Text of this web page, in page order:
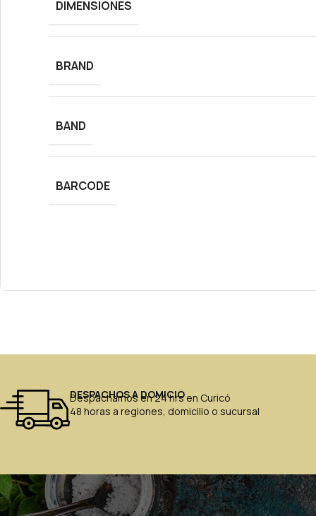
DIMENSIONES
BRAND
BAND
BARCODE
DESPACHOS A DOMICIO
Despachamos en 24 hrs en Curicó
48 horas a regiones, domicilio o sucursal